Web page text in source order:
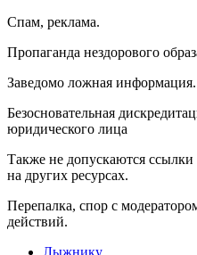
Спам, реклама.
Пропаганда нездорового
Заведомо ложная инфоpмация.
Безосновательная
юридического лица
Также не допускаются
на других ресурсах.
Перепалка, спор с
действий.
Лыжнику